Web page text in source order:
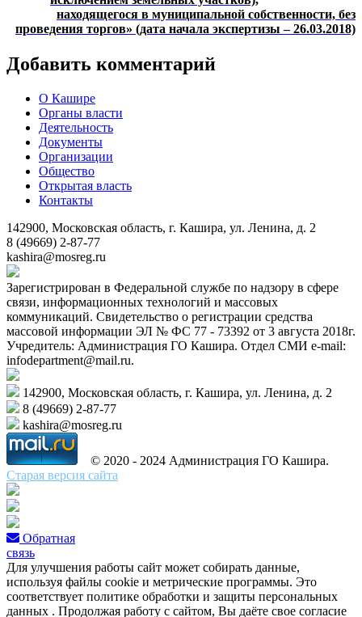
находящегося в муниципальной собственности, без
проведения торгов» (дата начала экспертизы – 26.03.2018)
Добавить комментарий
О Кашире
Органы власти
Деятельность
Документы
Организации
Общество
Открытая власть
Контакты
142900, Московская область, г. Кашира, ул. Ленина, д. 2
8 (49669) 2-87-77
kashira@mosreg.ru
Зарегистрирован в Федеральной службе по надзору в сфере
связи, информационных технологий и массовых
коммуникаций. Свидетельство о регистрации средства
массовой информации ЭЛ № ФС 77 - 73392 от 3 августа 2018г.
Учредитель: Администрация ГО Кашира. Отдел СМИ e-mail:
infodepartment@mail.ru.
142900, Московская область, г. Кашира, ул. Ленина, д. 2
8 (49669) 2-87-77
kashira@mosreg.ru
© 2020 - 2024 Администрация ГО Кашира.
Старая версия сайта
Обратная
связь
Для улучшения работы сайт может собирать данные,
используя файлы cookie и метрические программы. Это
соответствует политике обработки и защиты персональных
данных . Продолжая работу с сайтом, Вы даёте свое согласие